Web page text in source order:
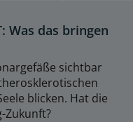
Was das bringen
sichtbar
blicken. Hat die
Zukunft?